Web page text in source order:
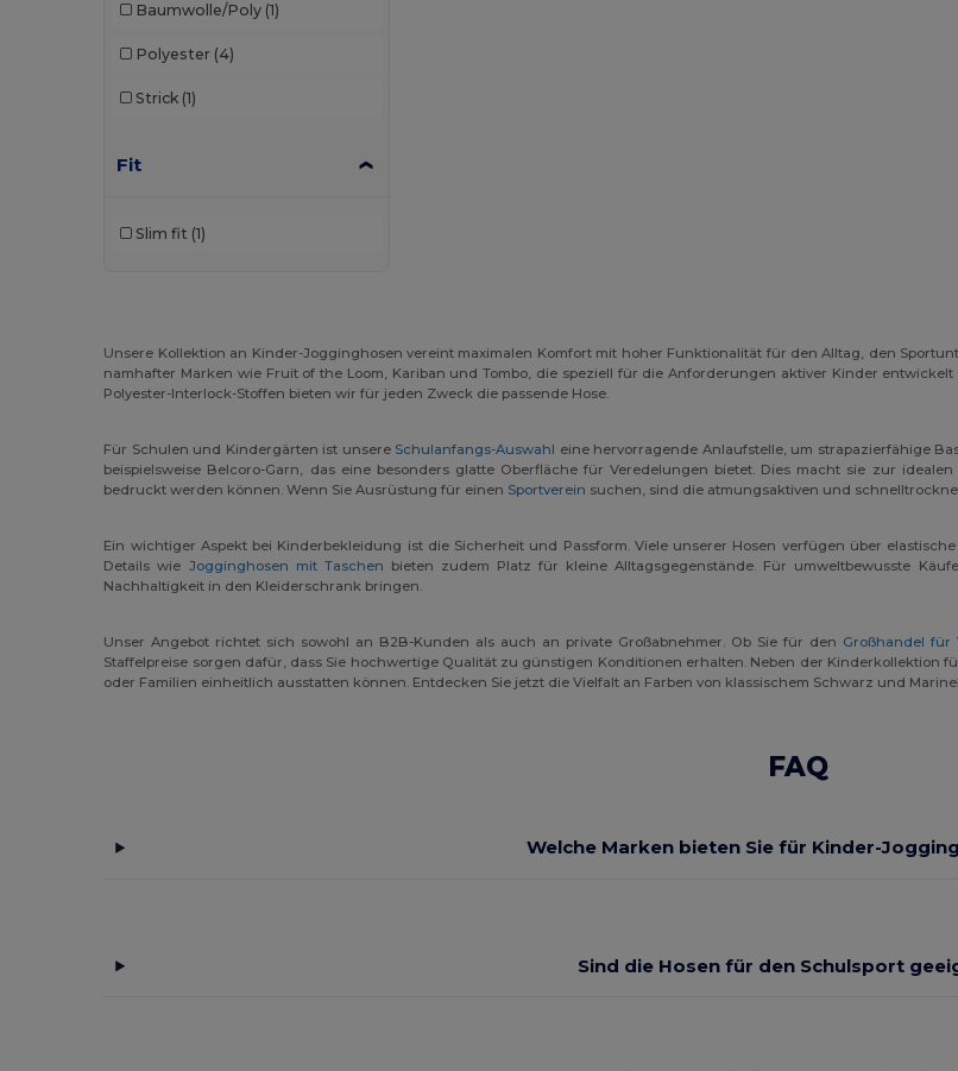
Baumwolle/Poly (1)
Polyester (4)
Strick (1)
Fit
Slim fit (1)
Unsere Kollektion an Kinder-Jogginghosen vereint maximalen Komfort mit hoher Funktionalität für den Alltag, den
namhafter Marken wie Fruit of the Loom, Kariban und Tombo, die speziell für die Anforderungen aktiver Kinder
Polyester-Interlock-Stoffen bieten wir für jeden Zweck die passende Hose.
Für Schulen und Kindergärten ist unsere Schulanfangs-Auswahl eine hervorragende Anlaufstelle, um strapazierfähige
beispielsweise Belcoro-Garn, das eine besonders glatte Oberfläche für Veredelungen bietet. Dies macht sie zur idealen
bedruckt werden können. Wenn Sie Ausrüstung für einen Sportverein suchen, sind die atmungsaktiven und
Ein wichtiger Aspekt bei Kinderbekleidung ist die Sicherheit und Passform. Viele unserer Hosen verfügen über
Details wie Jogginghosen mit Taschen bieten zudem Platz für kleine Alltagsgegenstände. Für umweltbewusste
Nachhaltigkeit in den Kleiderschrank bringen.
Unser Angebot richtet sich sowohl an B2B-Kunden als auch an private Großabnehmer. Ob Sie für den Großhandel für
Staffelpreise sorgen dafür, dass Sie hochwertige Qualität zu günstigen Konditionen erhalten. Neben der Kinderkollektion
oder Familien einheitlich ausstatten können. Entdecken Sie jetzt die Vielfalt an Farben von klassischem Schwarz und
FAQ
Welche Marken bieten Sie für Kinder-
Sind die Hosen für den Schulsport